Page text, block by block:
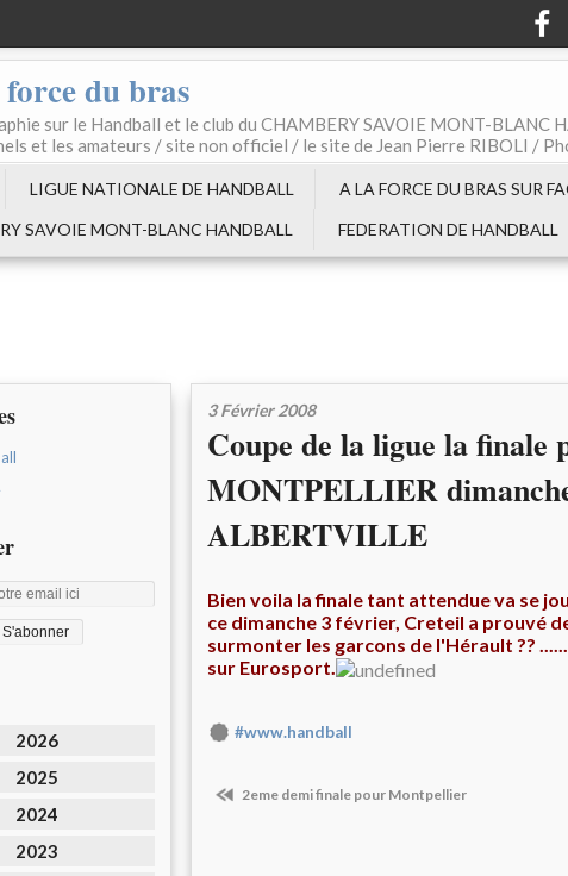
du bras
sur le Handball et le club du CHAMBERY SAVOIE MONT-BLANC
et les amateurs / site non officiel / le site de Jean Pierre RIBOLI /
LIGUE NATIONALE DE HANDBALL
A LA FORCE DU BRAS SUR
SAVOIE MONT-BLANC HANDBALL
FEDERATION DE HANDBALL
2026
2025
2024
2023
3 Février 2008
Coupe de la ligue la
MONTPELLIER
ALBERTVILLE
Bien voila la finale tant attendue va se
ce dimanche 3 février, Creteil a prouvé
surmonter les garcons de l'Hérault ??
sur Eurosport.
#www.handball
2eme demi finale pour Montpellier